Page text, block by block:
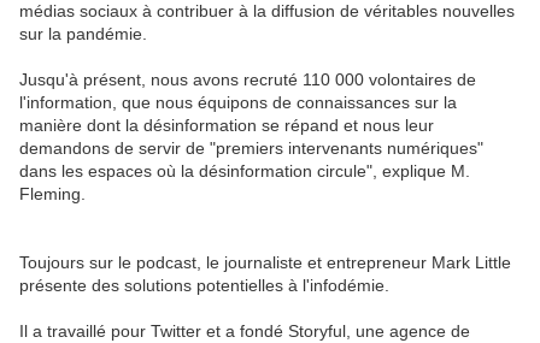
médias sociaux à contribuer à la diffusion de véritables nouvelles
sur la pandémie.
Jusqu'à présent, nous avons recruté 110 000 volontaires de
l'information, que nous équipons de connaissances sur la
manière dont la désinformation se répand et nous leur
demandons de servir de "premiers intervenants numériques"
dans les espaces où la désinformation circule", explique M.
Fleming.
Toujours sur le podcast, le journaliste et entrepreneur Mark Little
présente des solutions potentielles à l'infodémie.
Il a travaillé pour Twitter et a fondé Storyful, une agence de